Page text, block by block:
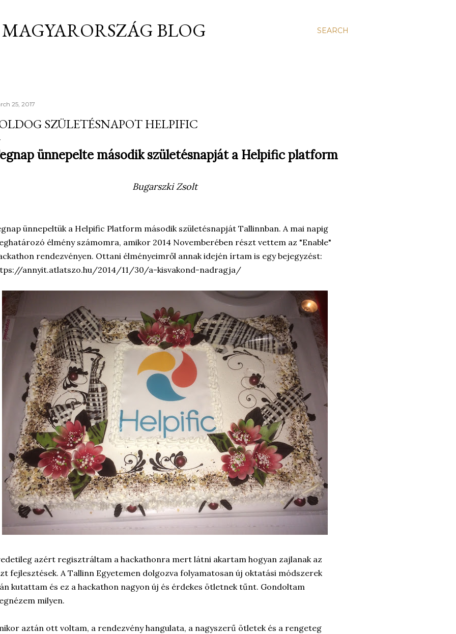
SEARCH
BLOG
25, 2017
SZÜLETÉSNAPOT HELPIFIC
ünnepelte második születésnapját a Helpific platform
Bugarszki Zsolt
ünnepeltük a Helpific Platform második születésnapját Tallinnban. A mai napig
élmény számomra, amikor 2014 Novemberében részt vettem az "Enable"
rendezvényen. Ottani élményeimről annak idején írtam is egy bejegyzést:
annyit.atlatszo.hu/2014/11/30/a-kisvakond-nadragja/
azért regisztráltam a hackathonra mert látni akartam hogyan zajlanak az
fejlesztések. A Tallinn Egyetemen dolgozva folyamatosan új oktatási módszerek
kutattam és ez a hackathon nagyon új és érdekes ötletnek tűnt. Gondoltam
milyen.
aztán ott voltam, a rendezvény hangulata, a nagyszerű ötletek és a rengeteg